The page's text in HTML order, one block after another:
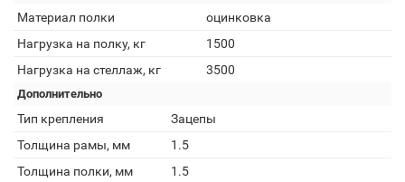
Материал полки
оцинковка
Нагрузка на полку, кг
1500
Нагрузка на стеллаж, кг
3500
Дополнительно
Тип крепления
Зацепы
Толщина рамы, мм
1.5
Толщина полки, мм
1.5